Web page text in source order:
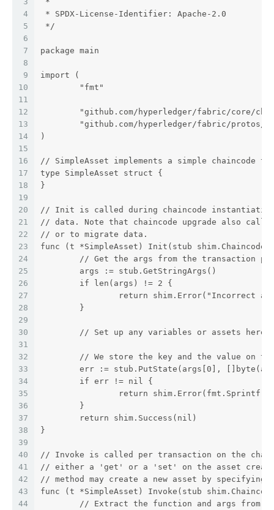
4
5
6
7
8
9
10
11
12
13
14
15
16
17
18
19
20
21
22
23
24
25
26
27
28
29
30
31
32
33
34
35
36
37
38
39
40
41
42
43
44
* SPDX-License-Identifier: Apache-2.0
*/
package main
import (
	"fmt"
"github.com/hyperledger/fabric/core/
"github.com/hyperledger/fabric/protos/
)
// SimpleAsset implements a simple chaincode to
type SimpleAsset struct {
}
// Init is called during chaincode
// data. Note that chaincode upgrade also
// or to migrate data.
func (t *SimpleAsset) Init(stub
// Get the args from the transaction
	args := stub.GetStringArgs()
	if len(args) != 2 {
return shim.Error("Incorrect
	}
// Set up any variables or assets here
// We store the key and the value on
err := stub.PutState(args[0],
	if err != nil {
return
	}
	return shim.Success(nil)
}
// Invoke is called per transaction on the
// either a 'get' or a 'set' on the asset
// method may create a new asset by specifying
func (t *SimpleAsset) Invoke(stub
// Extract the function and args from